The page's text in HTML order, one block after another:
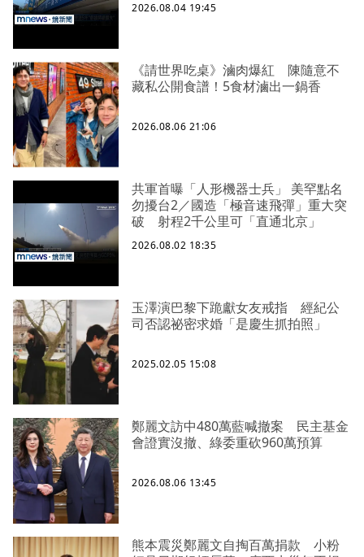
2026.08.04 19:45
《請世界吃桌》滷肉爆紅 陳隨意不
藏私公開食譜！5食材滷出一鍋香
2026.08.06 21:06
共軍首曝「人形機器士兵」 美罕點名
勿擾台2／國造「極音速飛彈」重大突
破 射程2千公里可「直通北京」
2026.08.02 18:35
玉澤演巴黎下跪獻女友戒指 經紀公
司否認祕密求婚「是慶生抓拍照」
2025.02.05 15:08
鄭麗文訪中480萬藍喊撤案 民主基金
會證實沒撤、綠委重砍960萬預算
2026.08.06 13:45
熊本震災鄭麗文自掏百萬捐款 小粉